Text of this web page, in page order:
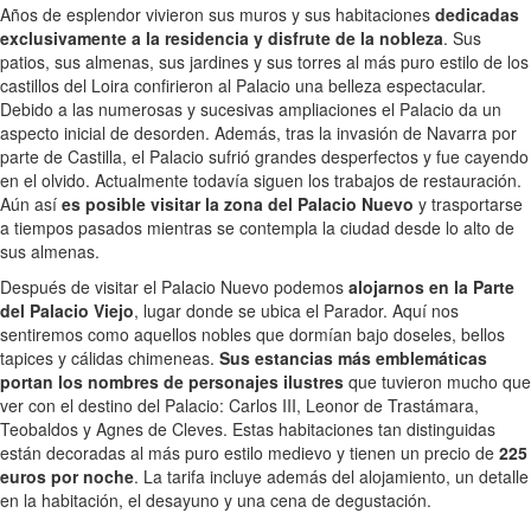
Años de esplendor vivieron sus muros y sus habitaciones dedicadas
exclusivamente a la residencia y disfrute de la nobleza. Sus
patios, sus almenas, sus jardines y sus torres al más puro estilo de los
castillos del Loira confirieron al Palacio una belleza espectacular.
Debido a las numerosas y sucesivas ampliaciones el Palacio da un
aspecto inicial de desorden. Además, tras la invasión de Navarra por
parte de Castilla, el Palacio sufrió grandes desperfectos y fue cayendo
en el olvido. Actualmente todavía siguen los trabajos de restauración.
Aún así es posible visitar la zona del Palacio Nuevo y trasportarse
a tiempos pasados mientras se contempla la ciudad desde lo alto de
sus almenas.
Después de visitar el Palacio Nuevo podemos alojarnos en la Parte
del Palacio Viejo, lugar donde se ubica el Parador. Aquí nos
sentiremos como aquellos nobles que dormían bajo doseles, bellos
tapices y cálidas chimeneas. Sus estancias más emblemáticas
portan los nombres de personajes ilustres que tuvieron mucho que
ver con el destino del Palacio: Carlos III, Leonor de Trastámara,
Teobaldos y Agnes de Cleves. Estas habitaciones tan distinguidas
están decoradas al más puro estilo medievo y tienen un precio de 225
euros por noche. La tarifa incluye además del alojamiento, un detalle
en la habitación, el desayuno y una cena de degustación.